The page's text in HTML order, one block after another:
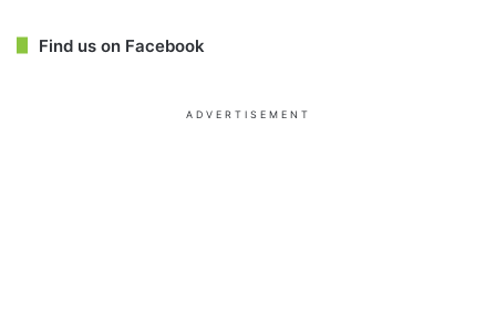
Find us on Facebook
ADVERTISEMENT